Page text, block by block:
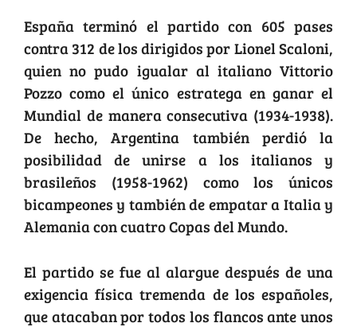
España terminó el partido con 605 pases
contra 312 de los dirigidos por Lionel Scaloni,
quien no pudo igualar al italiano Vittorio
Pozzo como el único estratega en ganar el
Mundial de manera consecutiva (1934-1938).
De hecho, Argentina también perdió la
posibilidad de unirse a los italianos y
brasileños (1958-1962) como los únicos
bicampeones y también de empatar a Italia y
Alemania con cuatro Copas del Mundo.
El partido se fue al alargue después de una
exigencia física tremenda de los españoles,
que atacaban por todos los flancos ante unos